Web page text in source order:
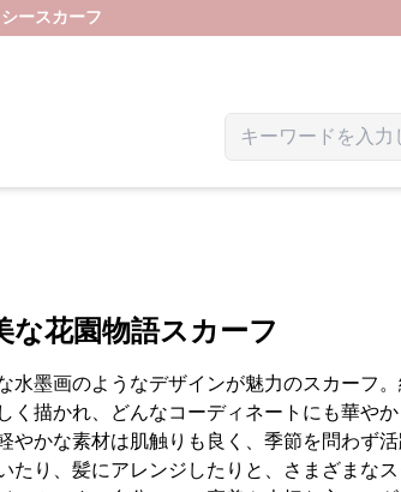
ースカーフ
な花園物語スカーフ
水墨画のようなデザインが魅力のスカーフ
く描かれ、どんなコーディネートにも華や
やかな素材は肌触りも良く、季節を問わず
たり、髪にアレンジしたりと、さまざまな